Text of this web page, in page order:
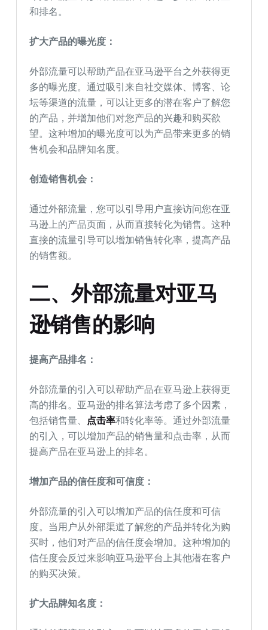
和排名。
扩大产品的曝光度：
外部流量可以帮助产品在亚马逊平台之外获得更
多的曝光度。通过吸引来自社交媒体、博客、论
坛等渠道的流量，可以让更多的潜在客户了解您
的产品，并增加他们对您产品的兴趣和购买欲
望。这种增加的曝光度可以为产品带来更多的销
售机会和品牌知名度。
创造销售机会：
通过外部流量，您可以引导用户直接访问您在亚
马逊上的产品页面，从而直接转化为销售。这种
直接的流量引导可以增加销售转化率，提高产品
的销售额。
二、外部流量对亚马
逊销售的影响
提高产品排名：
外部流量的引入可以帮助产品在亚马逊上获得更
高的排名。亚马逊的排名算法考虑了多个因素，
包括销售量、 点击率和转化率等。通过外部流量
的引入，可以增加产品的销售量和点击率，从而
提高产品在亚马逊上的排名。
增加产品的信任度和可信度：
外部流量的引入可以增加产品的信任度和可信
度。当用户从外部渠道了解您的产品并转化为购
买时，他们对产品的信任度会增加。这种增加的
信任度会反过来影响亚马逊平台上其他潜在客户
的购买决策。
扩大品牌知名度：